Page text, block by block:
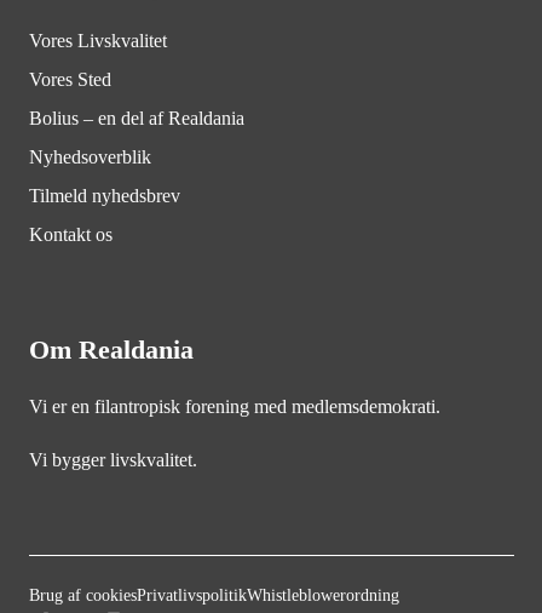
Vores Livskvalitet
Vores Sted
Bolius – en del af Realdania
Nyhedsoverblik
Tilmeld nyhedsbrev
Kontakt os
Om Realdania
Vi er en filantropisk forening med medlemsdemokrati.
Vi bygger livskvalitet.
Brug af cookiesPrivatlivspolitikWhistleblowerordning